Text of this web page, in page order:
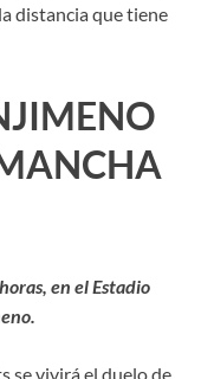
distancia que tiene
en el Estadio
se vivirá el duelo de